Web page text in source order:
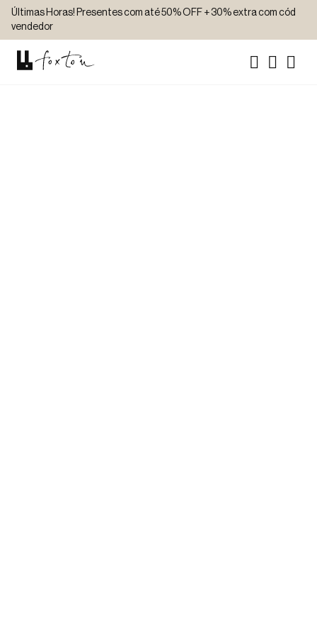
Últimas Horas! Presentes com até 50% OFF + 30% extra com cód
vendedor
CAMISA MANGA LONGA